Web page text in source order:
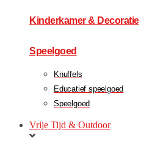
Kinderkamer & Decoratie
Speelgoed
Knuffels
Educatief speelgoed
Speelgoed
Vrije Tijd & Outdoor